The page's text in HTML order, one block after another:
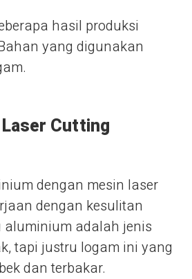
hasil produksi
yang digunakan
Cutting
dengan mesin laser
dengan kesulitan
aluminium adalah jenis
tapi justru logam ini yang
dan terbakar.